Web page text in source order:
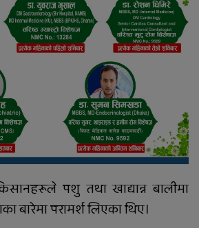
रुकुम पश्चिममा भ्यान र मोटरसाइकल
ठोक्किँदा एक जनाको मृत्यु
पशु तथा खाद्यान्न बालीमा
बारेमा परामर्श लिएका थिए।